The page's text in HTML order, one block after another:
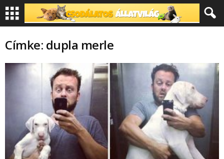
Címke: dupla merle